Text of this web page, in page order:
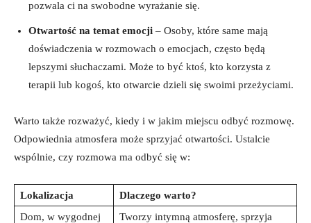
pozwala ci na swobodne wyrażanie się.
Otwartość na temat emocji – Osoby, które same mają
doświadczenia w rozmowach o emocjach, często będą
lepszymi słuchaczami. Może to być ktoś, kto korzysta z
terapii lub kogoś, kto otwarcie dzieli się swoimi przeżyciami.
Warto także rozważyć, kiedy i w jakim miejscu odbyć rozmowę.
Odpowiednia atmosfera może sprzyjać otwartości. Ustalcie
wspólnie, czy rozmowa ma odbyć się w:
Lokalizacja
Dlaczego warto?
Dom, w wygodnej
Tworzy intymną atmosferę, sprzyja